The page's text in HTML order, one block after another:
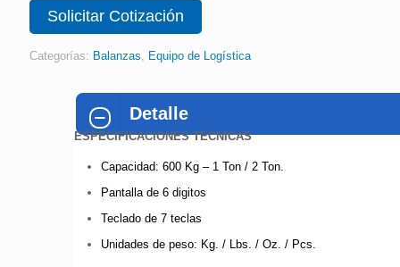
Solicitar Cotización
Categorías: Balanzas, Equipo de Logística
Detalle
ESPECIFICACIONES TÉCNICAS
Capacidad: 600 Kg – 1 Ton / 2 Ton.
Pantalla de 6 digitos
Teclado de 7 teclas
Unidades de peso: Kg. / Lbs. / Oz. / Pcs.